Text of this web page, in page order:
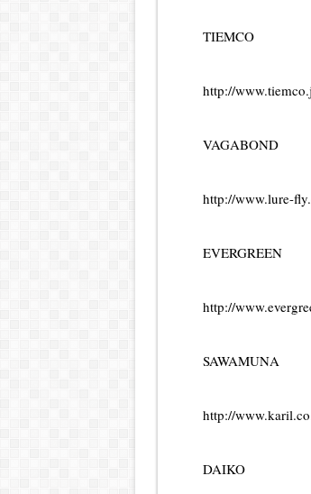
TIEMCO
http://
VAGABOND
http://www.lure-
EVERGREEN
http://
SAWAMUNA
http://
DAIKO